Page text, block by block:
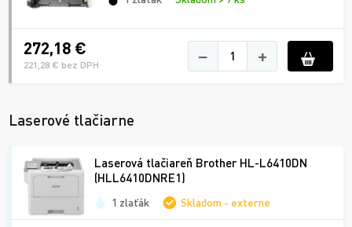
272,18 €
221,28 € bez DPH − +
Laserové tlačiarne
Laserová tlačiareň Brother HL-L6410DN
(HLL6410DNRE1)
1 zlaťák Skladom - externe